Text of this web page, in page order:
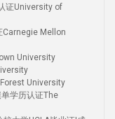
证University of
Carnegie Mellon
University
University
学历认证The